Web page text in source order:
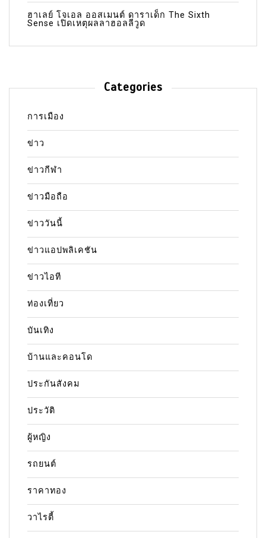
ฮาเลย์ โจเอล ออสเมนต์ ดาราเด็ก The Sixth
Sense เปิดเหตุผลลาฮอลลีวูด
Categories
การเมือง
ข่าว
ข่าวกีฬา
ข่าวมือถือ
ข่าววันนี้
ข่าวแอปพลิเคชัน
ข่าวไอที
ท่องเที่ยว
บันเทิง
บ้านและคอนโด
ประกันสังคม
ประวัติ
ผู้หญิง
รถยนต์
ราคาทอง
วาไรตี้